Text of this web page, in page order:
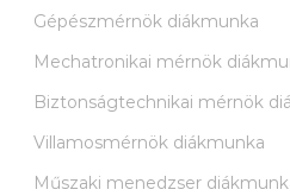
Gépészmérnök diákmunka
Mechatronikai mérnök
Biztonságtechnikai mérnök
Villamosmérnök diákmunka
Műszaki menedzser